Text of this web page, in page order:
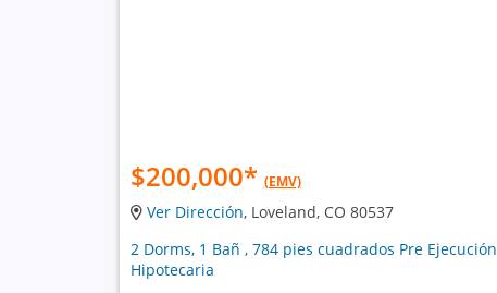
$200,000* (EMV)
Ver Dirección, Loveland, CO 80537
2 Dorms, 1 Bañ , 784 pies cuadrados Pre Ejecución
Hipotecaria